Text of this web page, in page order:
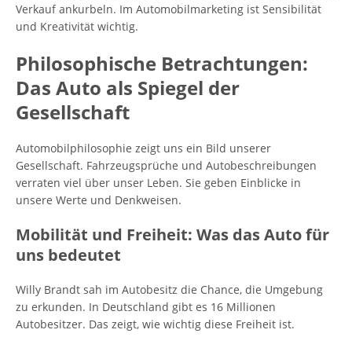
Verkauf ankurbeln. Im Automobilmarketing ist Sensibilität
und Kreativität wichtig.
Philosophische Betrachtungen:
Das Auto als Spiegel der
Gesellschaft
Automobilphilosophie zeigt uns ein Bild unserer
Gesellschaft. Fahrzeugsprüche und Autobeschreibungen
verraten viel über unser Leben. Sie geben Einblicke in
unsere Werte und Denkweisen.
Mobilität und Freiheit: Was das Auto für
uns bedeutet
Willy Brandt sah im Autobesitz die Chance, die Umgebung
zu erkunden. In Deutschland gibt es 16 Millionen
Autobesitzer. Das zeigt, wie wichtig diese Freiheit ist.